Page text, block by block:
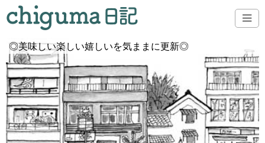
◎美味しい楽しい嬉しいを気ままに更新◎